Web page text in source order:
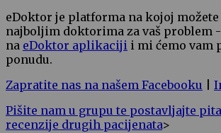
eDoktor je platforma na kojoj
najboljim doktorima za vaš problem
na eDoktor aplikaciji i mi ćemo vam
ponudu.
Zapratite nas na našem Facebooku
Pišite nam u grupu te postavljajte
recenzije drugih pacijenata>